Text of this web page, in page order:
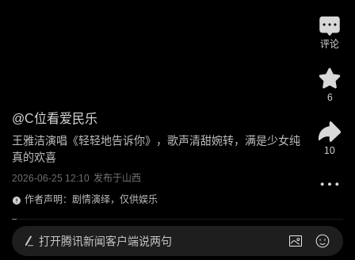
@C位看爱民乐
王雅洁演唱《轻轻地告诉你》，歌声清甜婉转，满是少女纯
真的欢喜
2026-06-25 12:10 发布于山西
作者声明：剧情演绎，仅供娱乐
评论
6
10
打开腾讯新闻客户端说两句